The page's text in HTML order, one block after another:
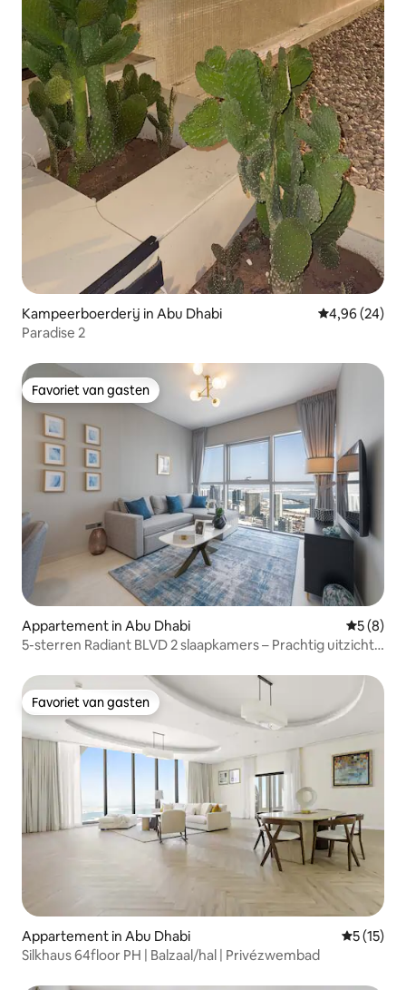
Kampeerboerderij in Abu Dhabi Gemiddelde
4,96 (24)
Paradise 2
Favoriet van gasten
Favoriet van gasten
Appartement in Abu Dhabi
5 (8)
5-sterren Radiant BLVD 2 slaapkamers – Prachtig uitzicht
Favoriet van gasten
Favoriet van gasten
Appartement in Abu Dhabi
5 (15)
Silkhaus 64floor PH | Balzaal/hal | Privézwembad